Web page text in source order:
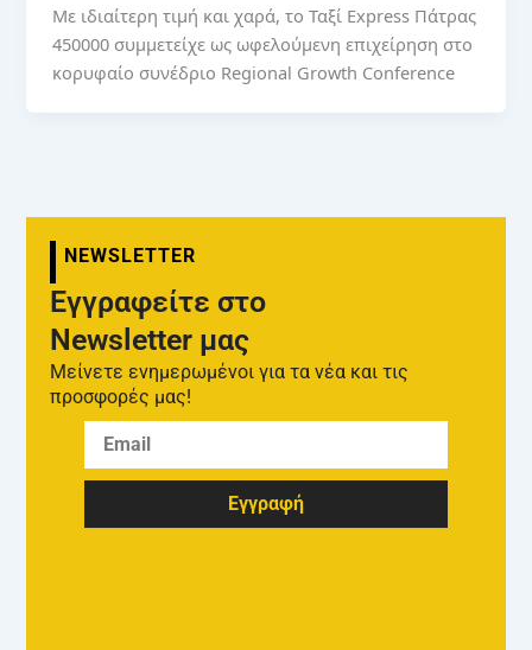
Με ιδιαίτερη τιμή και χαρά, το Ταξί Express Πάτρας
450000 συμμετείχε ως ωφελούμενη επιχείρηση στο
κορυφαίο συνέδριο Regional Growth Conference
NEWSLETTER
Εγγραφείτε στο
Newsletter μας
Μείνετε ενημερωμένοι για τα νέα και τις
προσφορές μας!
Εγγραφή